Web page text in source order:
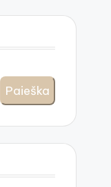
Paieška